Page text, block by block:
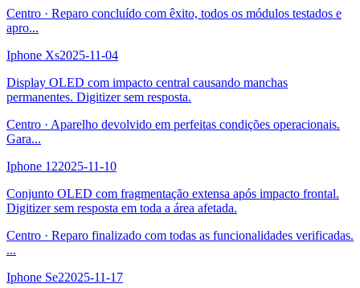
Centro · Reparo concluído com êxito, todos os módulos testados e
apro...
Iphone Xs2025-11-04
Display OLED com impacto central causando manchas
permanentes. Digitizer sem resposta.
Centro · Aparelho devolvido em perfeitas condições operacionais.
Gara...
Iphone 122025-11-10
Conjunto OLED com fragmentação extensa após impacto frontal.
Digitizer sem resposta em toda a área afetada.
Centro · Reparo finalizado com todas as funcionalidades verificadas.
...
Iphone Se22025-11-17